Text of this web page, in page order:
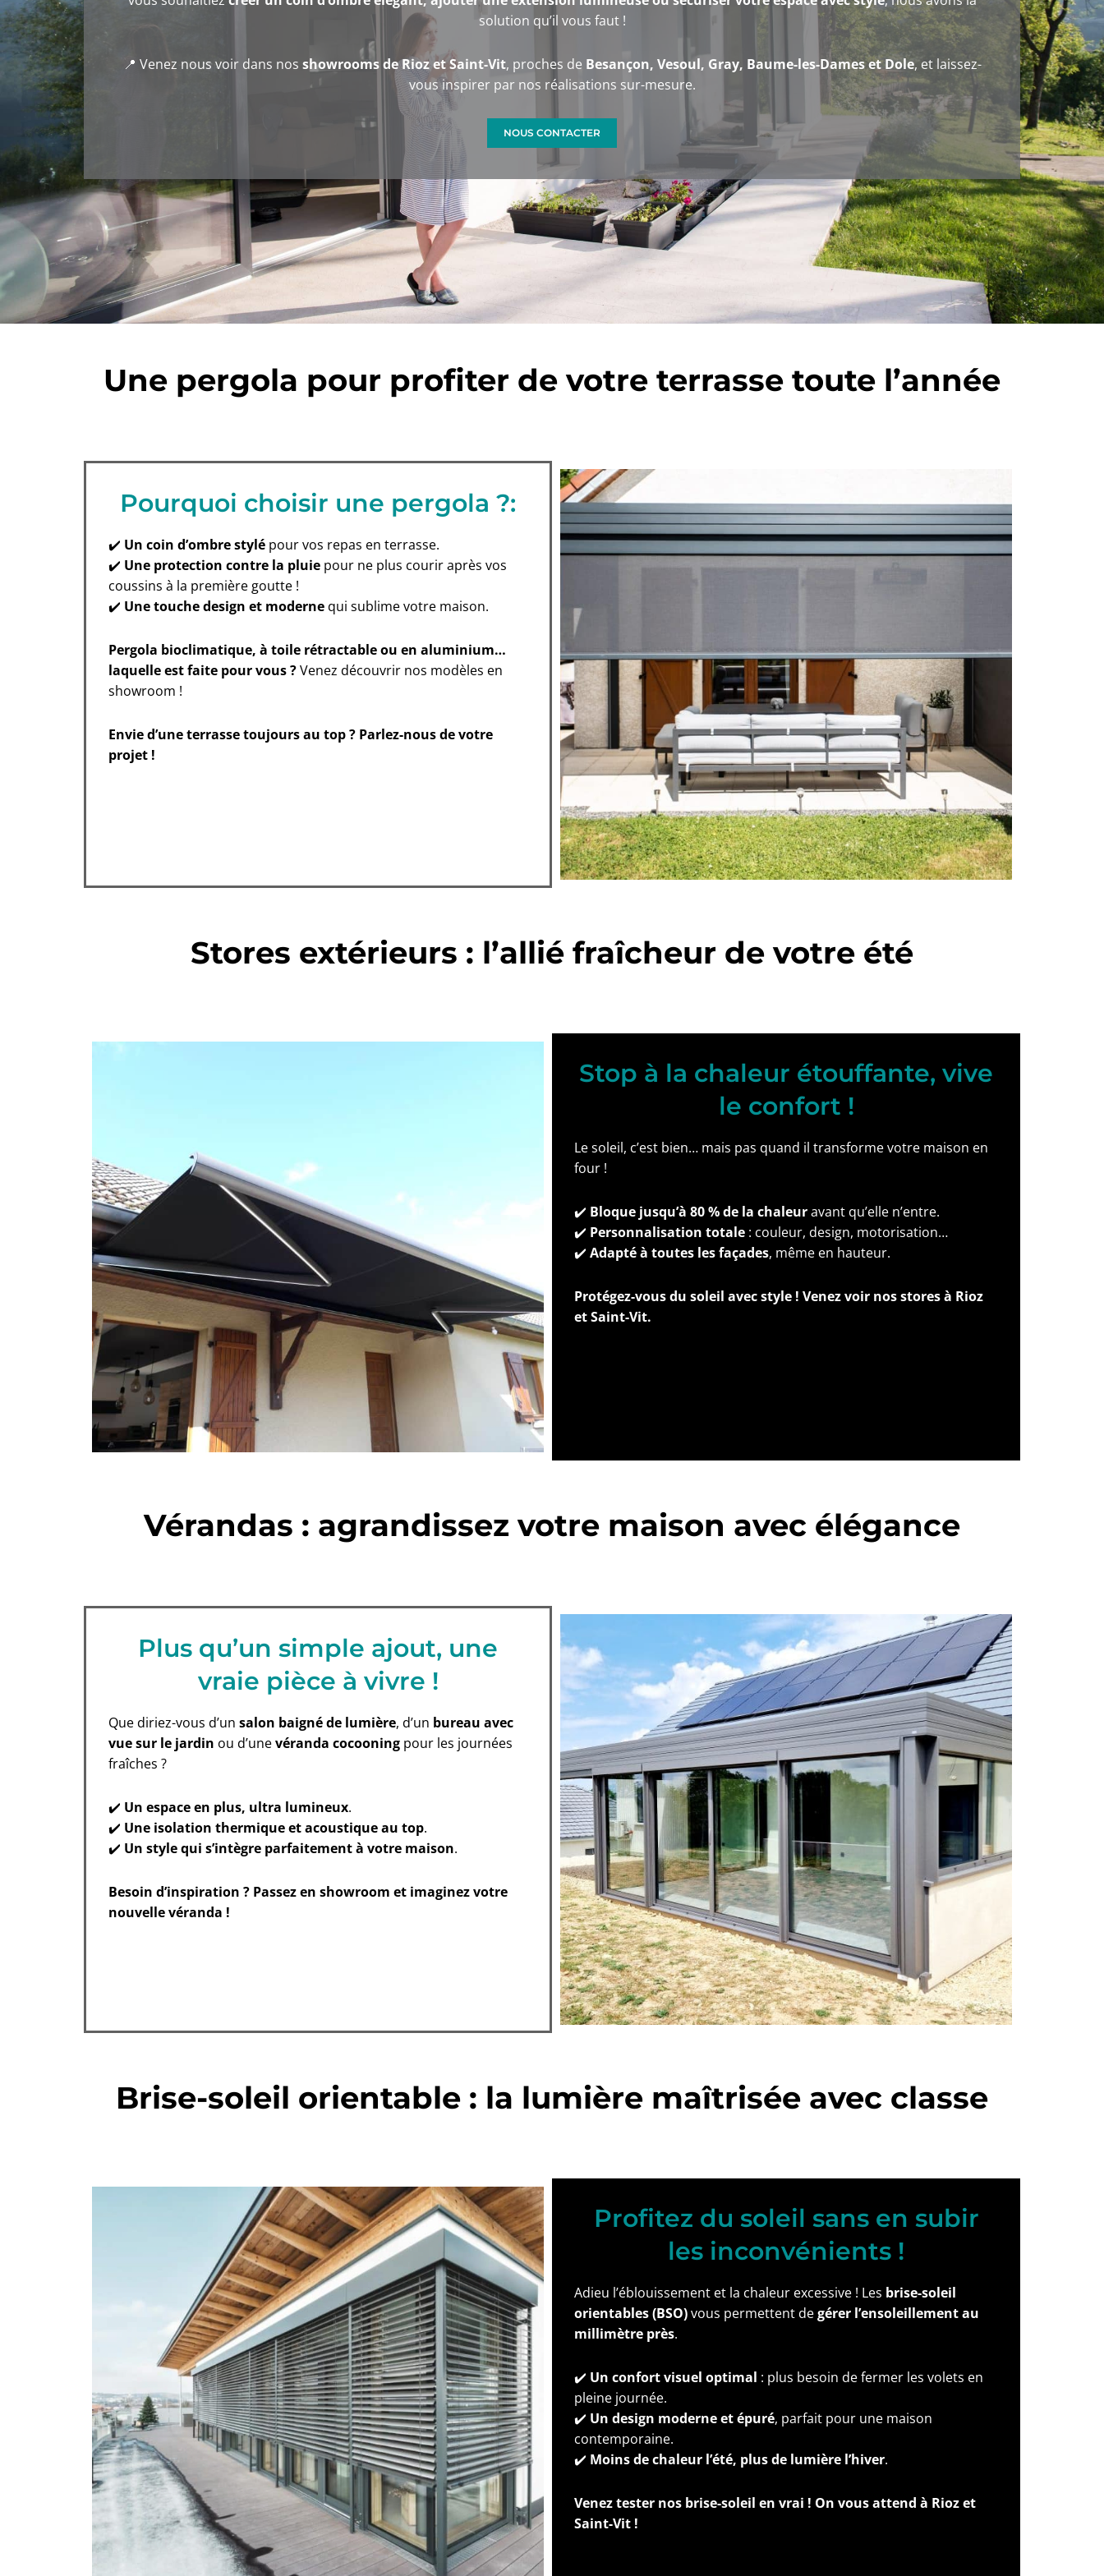
solution qu’il vous faut !
📍 Venez nous voir dans nos showrooms de Rioz et Saint-Vit, proches de Besançon, Vesoul, Gray, Baume-les-Dames et Dole, et laissez-
vous inspirer par nos réalisations sur-mesure.
NOUS CONTACTER
Une pergola pour profiter de votre terrasse toute l’année
Pourquoi choisir une pergola ?:
✔️ Un coin d’ombre stylé pour vos repas en terrasse.
✔️ Une protection contre la pluie pour ne plus courir après vos
coussins à la première goutte !
✔️ Une touche design et moderne qui sublime votre maison.
Pergola bioclimatique, à toile rétractable ou en aluminium…
laquelle est faite pour vous ?Venez découvrir nos modèles en
showroom !
Envie d’une terrasse toujours au top ? Parlez-nous de votre
projet !
Stores extérieurs : l’allié fraîcheur de votre été
Stop à la chaleur étouffante, vive
le confort !
Le soleil, c’est bien… mais pas quand il transforme votre maison en
four !
✔️ Bloque jusqu’à 80 % de la chaleuravant qu’elle n’entre.
✔️ Personnalisation totale : couleur, design, motorisation…
✔️ Adapté à toutes les façades, même en hauteur.
Protégez-vous du soleil avec style ! Venez voir nos stores à Rioz
et Saint-Vit.
Vérandas : agrandissez votre maison avec élégance
Plus qu’un simple ajout, une
vraie pièce à vivre !
Que diriez-vous d’un salon baigné de lumière, d’un bureau avec
vue sur le jardin ou d’unevéranda cocooning pour les journées
fraîches ?
✔️ Un espace en plus, ultra lumineux.
✔️ Une isolation thermique et acoustique au top.
✔️ Un style qui s’intègre parfaitement à votre maison.
Besoin d’inspiration ? Passez en showroom et imaginez votre
nouvelle véranda !
Brise-soleil orientable : la lumière maîtrisée avec classe
Profitez du soleil sans en subir
les inconvénients !
Adieu l’éblouissement et la chaleur excessive ! Les brise-soleil
orientables (BSO)vous permettent degérer l’ensoleillement au
millimètre près.
✔️ Un confort visuel optimal : plus besoin de fermer les volets en
pleine journée.
✔️ Un design moderne et épuré, parfait pour une maison
contemporaine.
✔️ Moins de chaleur l’été, plus de lumière l’hiver.
Venez tester nos brise-soleil en vrai ! On vous attend à Rioz et
Saint-Vit !